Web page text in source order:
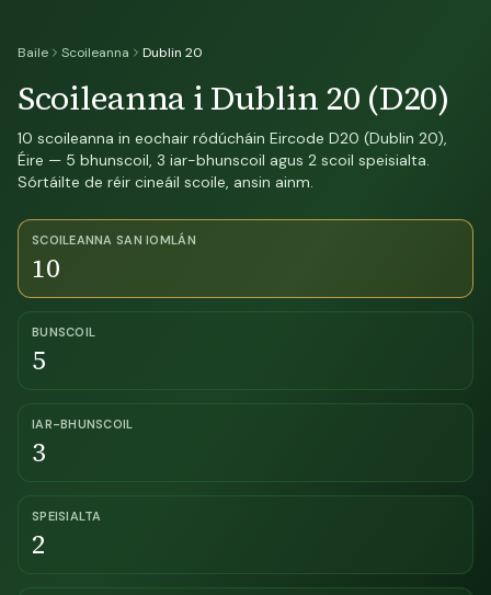
Baile Scoileanna Dublin 20
Scoileanna i Dublin 20 (D20)
10 scoileanna in eochair ródúcháin Eircode D20 (Dublin 20),
Éire — 5 bhunscoil, 3 iar-bhunscoil agus 2 scoil speisialta.
Sórtáilte de réir cineáil scoile, ansin ainm.
SCOILEANNA SAN IOMLÁN
10
BUNSCOIL
5
IAR-BHUNSCOIL
3
SPEISIALTA
2